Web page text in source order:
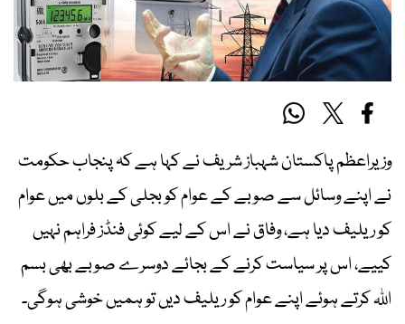
وزیراعظم پاکستان شہباز شریف نے کہا ہے کہ پنجاب حکومت
نے اپنے وسائل سے صوبے کے عوام کو بجلی کے بلوں میں عوام
کو ریلیف دیا ہے، وفاق نے اس کے لیے کوئی فنڈز فراہم نہیں
کییے، اس پر سیاست کرنے کے بجائے دوسرے صوبے بھی بسم
اللہ کرتے ہوئے اپنے عوام کو ریلیف دیں تو ہمیں خوشی ہوگی۔